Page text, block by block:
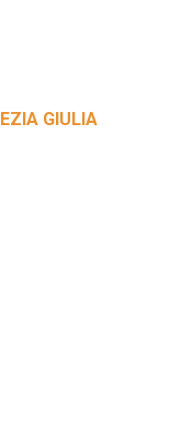
GIULIA